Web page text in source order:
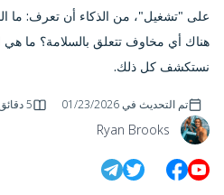
هناك أي مخاوف تتعلق بالسلامة؟ ما هي
نستكشف كل ذلك.
Ryan Brooks
تم التحديث في01/23/2026 5 دقائق